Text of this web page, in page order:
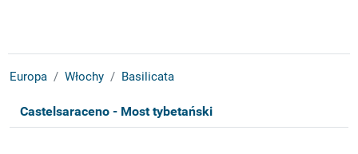
Europa Włochy Basilicata
Castelsaraceno - Most tybetański